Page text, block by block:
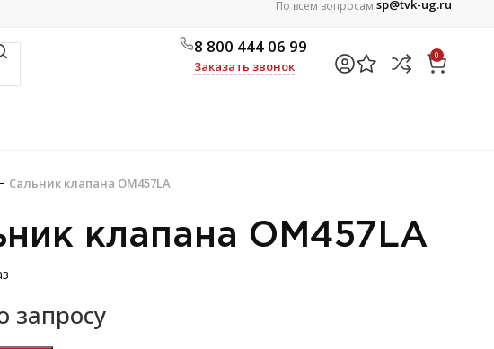
По всем вопросам:sp@tvk-ug.ru
8 800 444 06 99
Заказать звонок
0
Сальник клапана OM457LA
клапана OM457LA
запросу